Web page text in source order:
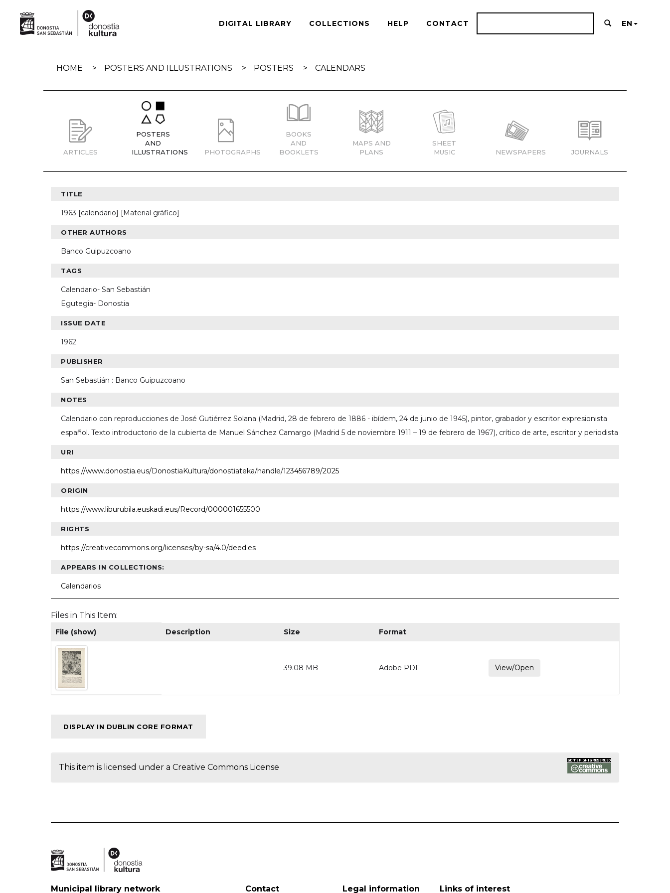
navigation
DIGITAL LIBRARY COLLECTIONS HELP CONTACT EN
HOME POSTERS AND ILLUSTRATIONS POSTERS CALENDARS
ARTICLES
POSTERS
AND
ILLUSTRATIONS
PHOTOGRAPHS
BOOKS
AND
BOOKLETS
MAPS AND
PLANS
SHEET
MUSIC
NEWSPAPERS JOURNALS
TITLE
1963 [calendario] [Material gráfico]
OTHER AUTHORS
Banco Guipuzcoano
TAGS
Calendario- San Sebastián
Egutegia- Donostia
ISSUE DATE
1962
PUBLISHER
San Sebastián : Banco Guipuzcoano
NOTES
Calendario con reproducciones de José Gutiérrez Solana (Madrid, 28 de febrero de 1886 - ibídem, 24 de junio de 1945), pintor, grabador y escritor expresionista
español. Texto introductorio de la cubierta de Manuel Sánchez Camargo (Madrid 5 de noviembre 1911 – 19 de febrero de 1967), crítico de arte, escritor y periodista
URI
https://www.donostia.eus/DonostiaKultura/donostiateka/handle/123456789/2025
ORIGIN
https://www.liburubila.euskadi.eus/Record/000001655500
RIGHTS
https://creativecommons.org/licenses/by-sa/4.0/deed.es
APPEARS IN COLLECTIONS:
Calendarios
Files in This Item:
File (show) Description Size Format
39.08 MB Adobe PDF View/Open
DISPLAY IN DUBLIN CORE FORMAT
This item is licensed under a Creative Commons License
Municipal library network Contact Legal information Links of interest